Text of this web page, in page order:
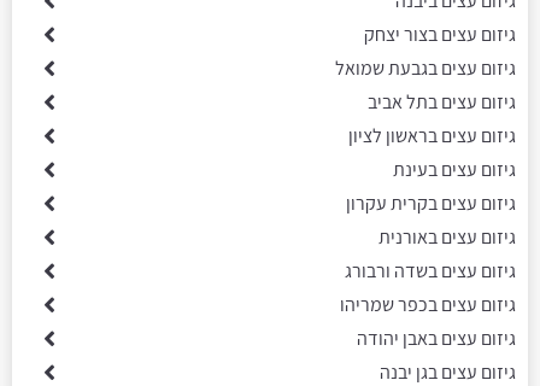
גיזום עצים בצור יצחק
גיזום עצים בגבעת שמואל
גיזום עצים בתל אביב
גיזום עצים בראשון לציון
גיזום עצים בעינת
גיזום עצים בקרית עקרון
גיזום עצים באורנית
גיזום עצים בשדה ורבורג
גיזום עצים בכפר שמריהו
גיזום עצים באבן יהודה
גיזום עצים בגן יבנה